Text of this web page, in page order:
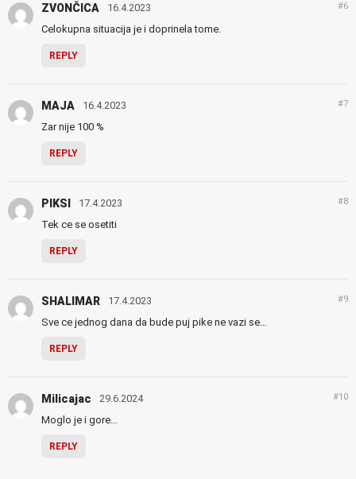
ZVONČICA 16.4.2023 #6
Celokupna situacija je i doprinela tome.
REPLY
MAJA 16.4.2023 #7
Zar nije 100 %
REPLY
PIKSI 17.4.2023 #8
Tek ce se osetiti
REPLY
SHALIMAR 17.4.2023 #9
Sve ce jednog dana da bude puj pike ne vazi se…
REPLY
Milicajac 29.6.2024 #10
Moglo je i gore…
REPLY